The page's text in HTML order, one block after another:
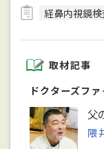
経鼻内視鏡検
取材記事
ドクターズフ
父
隈